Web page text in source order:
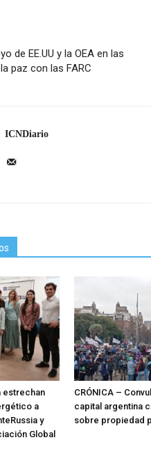
de EE.UU y la OEA en las
paz con las FARC
ICNDiario
estrechan
a
y
Global
CRÓNICA –
capital argentina
sobre propiedad